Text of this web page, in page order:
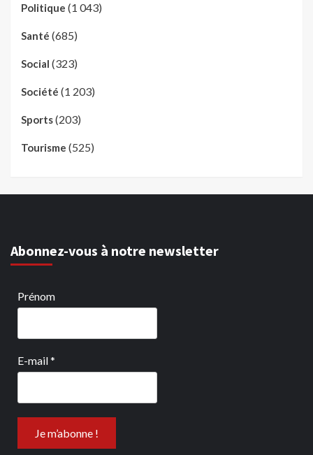
Politique (1 043)
Santé (685)
Social (323)
Société (1 203)
Sports(203)
Tourisme (525)
Abonnez-vous à notre newsletter
Prénom
E-mail*